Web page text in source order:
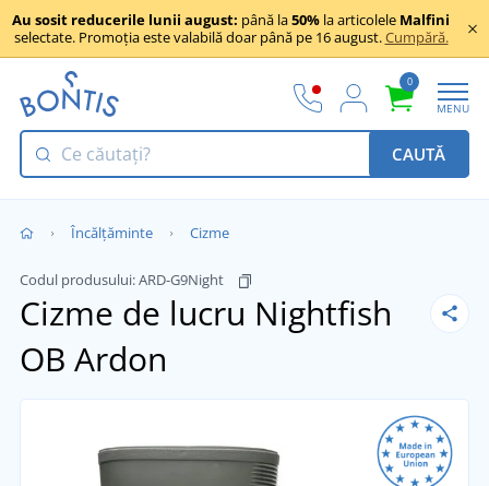
Au sosit reducerile lunii august: până la50% la articolele Malfini
selectate. Promoția este valabilă doar până pe 16 august.Cumpără.
0
MENU
CAUTĂ
Încălţăminte Cizme
Codul produsului:ARD-G9Night
Cizme de lucru Nightfish
OB Ardon